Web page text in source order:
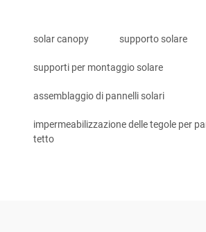
solar canopy supporto solare
supporti per montaggio solare
assemblaggio di pannelli solari
impermeabilizzazione delle tegole per
tetto